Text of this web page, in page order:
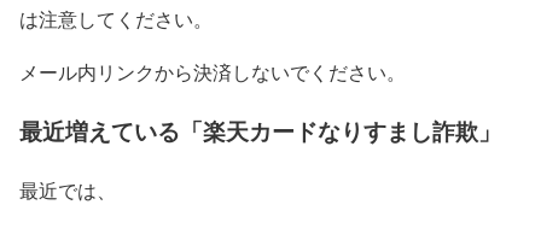
は注意してください。
メール内リンクから決済しないでください。
最近増えている「楽天カードなりすまし詐欺」
最近では、